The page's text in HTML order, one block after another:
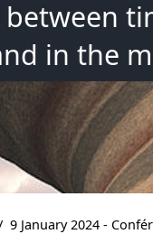
in the
9 January 2024 -